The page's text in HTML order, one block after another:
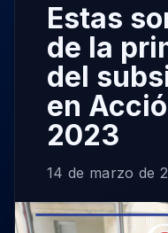
Estas
de la
del
en
2023
14 de marzo de